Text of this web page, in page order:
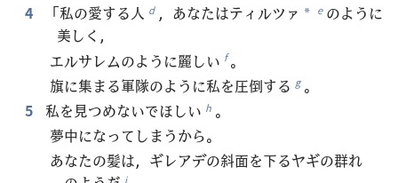
4
「私の愛する人 d ，あなたはティルツァ * e のように
美しく，
エルサレムのように麗しい f 。
旗に集まる軍隊のように私を圧倒する g 。
5
私を見つめないでほしい h 。
夢中になってしまうから。
あなたの髪は，ギレアデの斜面を下るヤギの群れ
i